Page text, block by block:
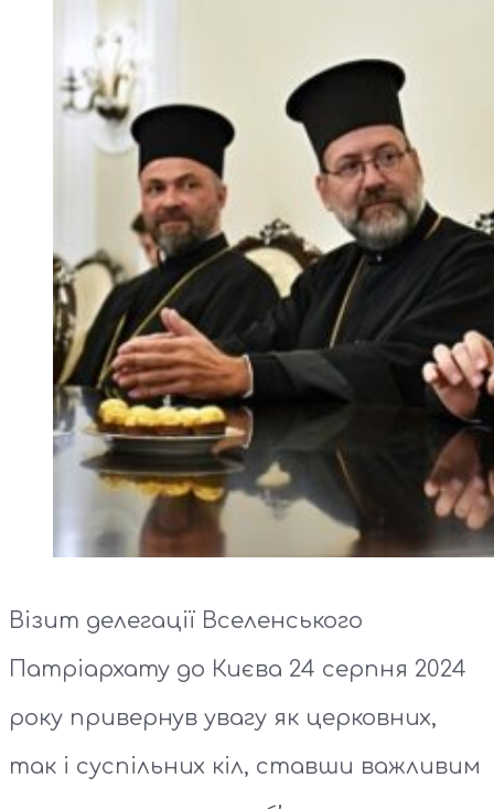
Візит делегації Вселенського
Патріархату до Києва 24 серпня 2024
року привернув увагу як церковних,
так і суспільних кіл, ставши важливим